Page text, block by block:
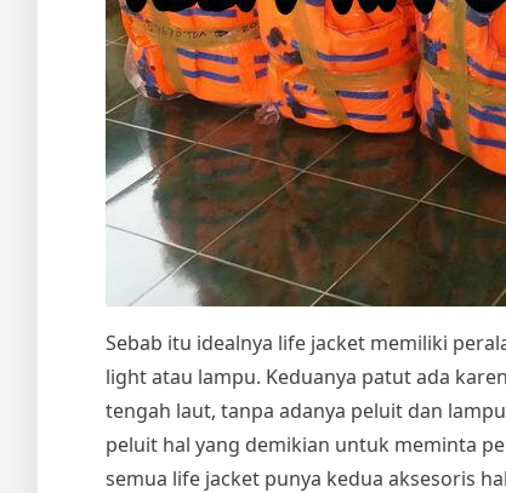
Sebab itu idealnya life jacket memiliki
light atau lampu. Keduanya patut ada
tengah laut, tanpa adanya peluit dan
peluit hal yang demikian untuk meminta
semua life jacket punya kedua aksesoris